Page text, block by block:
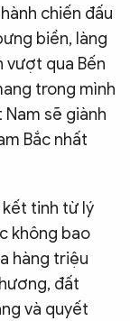
chiến đấu
biền, làng
vượt qua Bến
trong mình
sẽ giành
Bắc nhất
kết tinh từ lý
không bao
hàng triệu
đất
và quyết